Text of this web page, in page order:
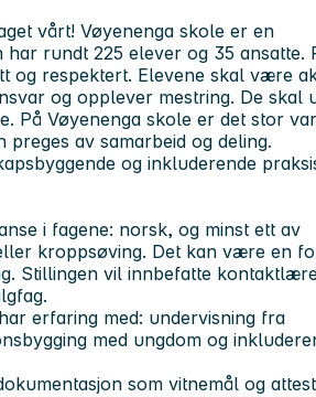
vårt! Vøyenenga skole er en
rundt 225 elever og 35 ansatte.
og respektert. Elevene skal være
og opplever mestring. De skal
På Vøyenenga skole er det stor
av samarbeid og deling.
og inkluderende
i fagene: norsk, og minst ett av
kroppsøving. Det kan være en
Stillingen vil innbefatte
erfaring med: undervisning fra
med ungdom og
som vitnemål og